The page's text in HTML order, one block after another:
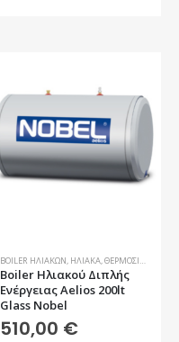
BOILER ΗΛΙΑΚΏΝ, ΗΛΙΑΚΆ,ΘΕΡΜΟΣΊΦΩΝΕΣ-BOILER
Boiler Ηλιακού Διπλής
Ενέργειας Aelios 200lt
Glass Nobel
510,00 €